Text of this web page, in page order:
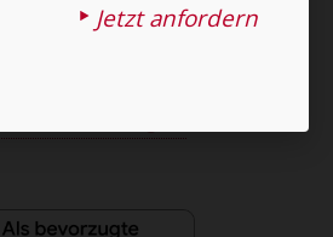
Jetzt anfordern